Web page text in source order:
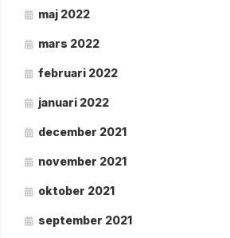
maj 2022
mars 2022
februari 2022
januari 2022
december 2021
november 2021
oktober 2021
september 2021